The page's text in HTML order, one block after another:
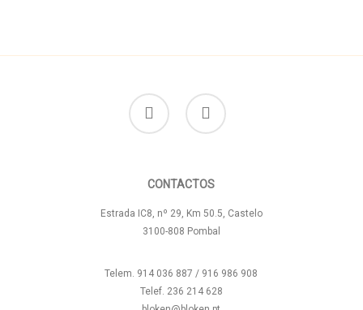
facebook instagram
CONTACTOS
Estrada IC8, nº 29, Km 50.5, Castelo
3100-808 Pombal
Telem. 914 036 887 / 916 986 908
Telef. 236 214 628